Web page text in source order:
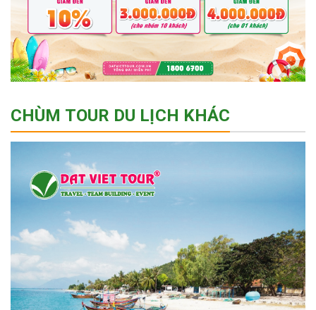
CHÙM TOUR DU LỊCH KHÁC